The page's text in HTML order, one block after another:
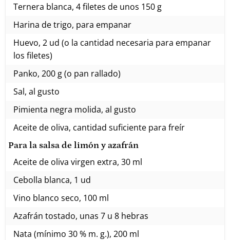
Ternera blanca, 4 filetes de unos 150 g
Harina de trigo, para empanar
Huevo, 2 ud (o la cantidad necesaria para empanar
los filetes)
Panko, 200 g (o pan rallado)
Sal, al gusto
Pimienta negra molida, al gusto
Aceite de oliva, cantidad suficiente para freír
Para la salsa de limón y azafrán
Aceite de oliva virgen extra, 30 ml
Cebolla blanca, 1 ud
Vino blanco seco, 100 ml
Azafrán tostado, unas 7 u 8 hebras
Nata (mínimo 30 % m. g.), 200 ml